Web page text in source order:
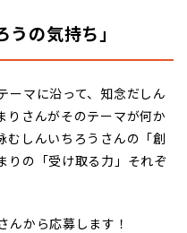
の気持ち」
ーマに沿って、知念だしん
りさんがそのテーマが何か
むしんいちろうさんの「創
りの「受け取る力」それぞ
んから応募します！